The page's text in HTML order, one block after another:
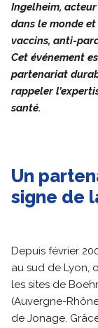
Ingelheim,
dans le monde
vaccins, anti-
Cet événement
partenariat
rappeler
santé.
Un
signe de
Depuis février
au sud de Lyon,
les sites de
(Auvergne-
de Jonage.